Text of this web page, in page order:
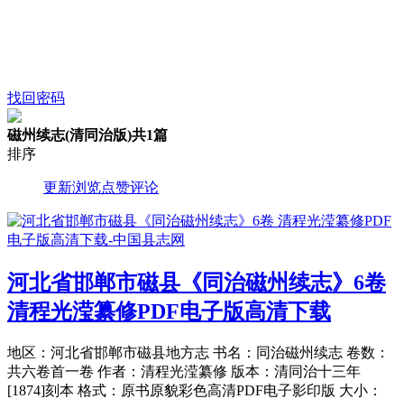
找回密码
磁州续志(清同治版)共1篇
排序
更新浏览点赞评论
河北省邯郸市磁县《同治磁州续志》6卷
清程光滢纂修PDF电子版高清下载
地区：河北省邯郸市磁县地方志 书名：同治磁州续志 卷数：
共六卷首一卷 作者：清程光滢纂修 版本：清同治十三年
[1874]刻本 格式：原书原貌彩色高清PDF电子影印版 大小：